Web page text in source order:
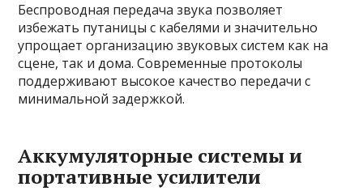
Беспроводная передача звука позволяет
избежать путаницы с кабелями и значительно
упрощает организацию звуковых систем как на
сцене, так и дома. Современные протоколы
поддерживают высокое качество передачи с
минимальной задержкой.
Аккумуляторные системы и
портативные усилители